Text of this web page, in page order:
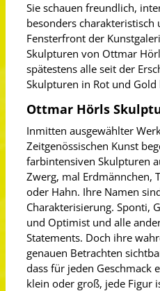
Sie schauen freundlich,
besonders charakteristisch
Fensterfront der
Skulpturen von Ottmar
spätestens alle seit der
Skulpturen in Rot und Gold
Ottmar Hörls
Inmitten ausgewählter
Zeitgenössischen Kunst
farbintensiven Skulpturen
Zwerg, mal Erdmännchen,
oder Hahn. Ihre Namen
Charakterisierung. Sponti,
und Optimist und alle
Statements. Doch ihre
genauen Betrachten
dass für jeden Geschmack
klein oder groß, jede Figur